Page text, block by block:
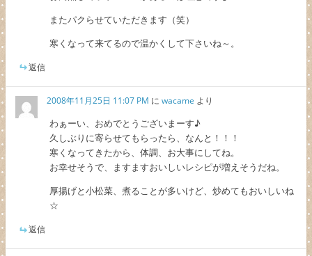
またパクらせていただきます（笑）
寒くなって来てるので温かくして下さいね～。
返信
2008年11月25日 11:07 PM にwacame より
わぁーい、おめでとうございまーす♪
久しぶりに寄らせてもらったら、なんと！！！
寒くなってきたから、体調、お大事にしてね。
お幸せそうで、ますますおいしいレシピが増えそうだね。
厚揚げと小松菜、煮ることが多いけど、炒めてもおいしいね
☆
返信